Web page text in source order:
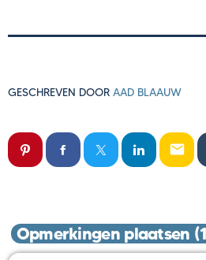
GESCHREVEN DOORAAD BLAAUW
email
Opmerkingen plaatsen